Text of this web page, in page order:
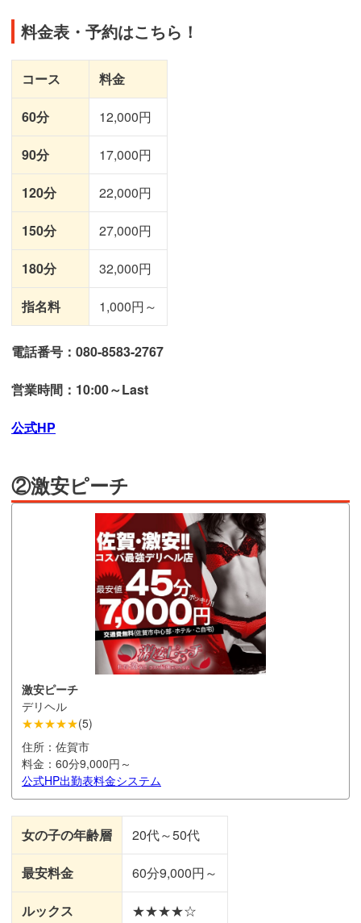
料金表・予約はこちら！
コース 料金
60分 12,000円
90分 17,000円
120分 22,000円
150分 27,000円
180分 32,000円
指名料 1,000円～
電話番号：080-8583-2767
営業時間：10:00～Last
公式HP
②激安ピーチ
激安ピーチ
デリヘル
★★★★★(5)
住所： 佐賀市
料金： 60分9,000円～
公式HP出勤表料金システム
女の子の年齢層 20代～50代
最安料金 60分9,000円～
ルックス ★★★★☆